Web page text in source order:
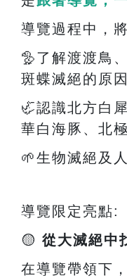
導覽過程中，
🦤了解渡渡鳥
斑蝶滅絕的原因
🦏認識北方白
華白海豚、北
🌱生物滅絕及
導覽限定亮點:
🟡 從大滅絕中
在導覽帶領下